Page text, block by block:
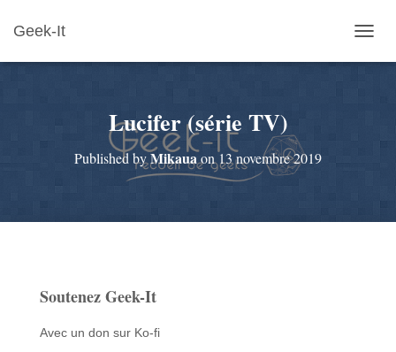
Geek-It
U
Lucifer (série TV)
Published byMikauaon13 novembre 2019
Soutenez Geek-It
Avec un don sur Ko-fi